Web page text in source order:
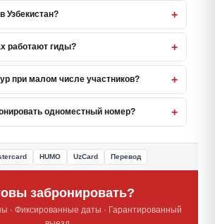
Узбекистан? +
работают гиды? +
при малом числе участников? +
одноместный номер? +
HUMO UzCard Перевод
забронировать?
· Фиксированные даты · Гарантированный